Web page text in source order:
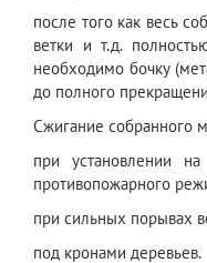
после того как весь
ветки и т.д.
необходимо бочку
до полного
Сжигание собранного
при установлении
противопожарного
при сильных порывах
под кронами деревьев.